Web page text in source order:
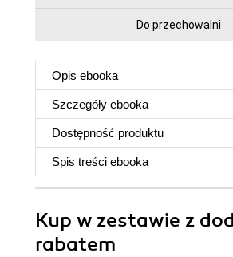
Do przechowalni
Opis ebooka
Szczegóły ebooka
Dostępność produktu
Spis treści ebooka
Kup w zestawie z
rabatem